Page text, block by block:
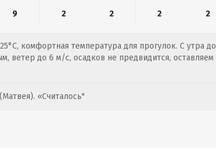
9 2 2 2 2
комфортная температура для прогулок. С утра до
ветер до 6 м/с, осадков не предвидится, оставляем
«Считалось"